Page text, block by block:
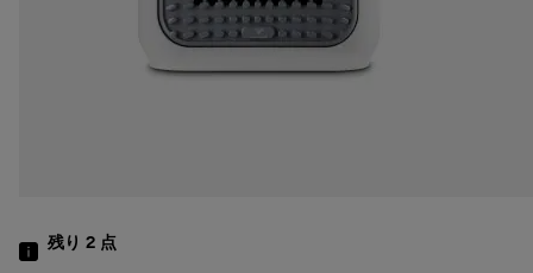
残り 2 点